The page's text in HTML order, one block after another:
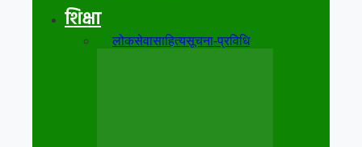
शिक्षा
सबैलोकसेवासाहित्यसूचना-प्रविधि